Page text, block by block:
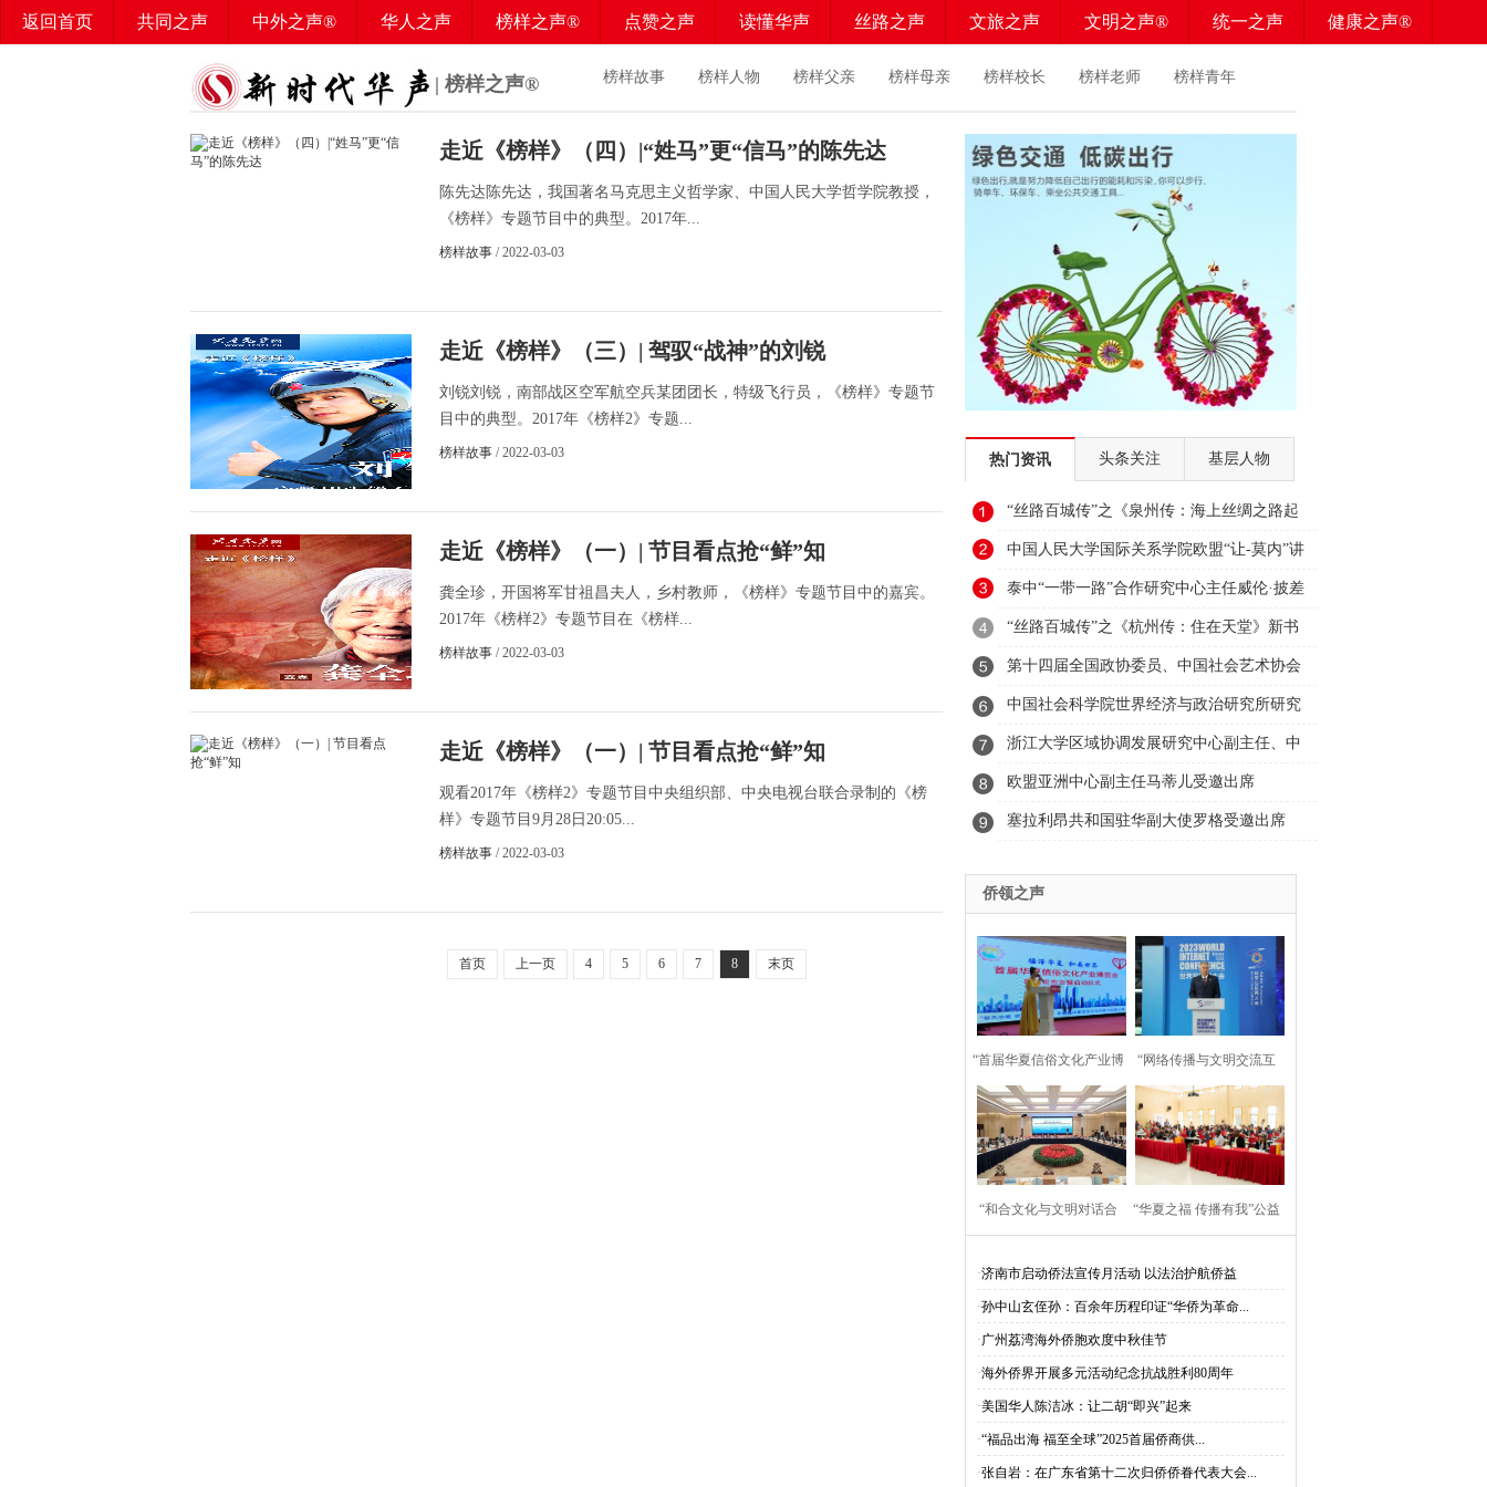
返回首页 共同之声 中外之声® 华人之声 榜样之声® 点赞之声 读懂华声 丝路之声 文旅之声 文明之声® 统一之声 健康之声®
百姓之声® 华声学堂
| 榜样之声® 榜样故事 榜样人物 榜样父亲 榜样母亲 榜样校长 榜样老师 榜样青年
榜样少年 走近《榜样》（四）|“姓马”更“信马”的陈先达
陈先达陈先达，我国著名马克思主义哲学家、中国人民大学哲学院教授，
《榜样》专题节目中的典型。2017年...
榜样故事 / 2022-03-03
走近《榜样》（三）| 驾驭“战神”的刘锐
刘锐刘锐，南部战区空军航空兵某团团长，特级飞行员，《榜样》专题节
目中的典型。2017年《榜样2》专题...
榜样故事 / 2022-03-03
走近《榜样》（一）| 节目看点抢“鲜”知
龚全珍，开国将军甘祖昌夫人，乡村教师，《榜样》专题节目中的嘉宾。
2017年《榜样2》专题节目在《榜样...
榜样故事 / 2022-03-03
走近《榜样》（一）| 节目看点抢“鲜”知
观看2017年《榜样2》专题节目中央组织部、中央电视台联合录制的《榜
样》专题节目9月28日20:05...
榜样故事 / 2022-03-03
首页 上一页 4 5 6 7 8 末页
热门资讯 头条关注 基层人物
“丝路百城传”之《泉州传：海上丝绸之路起
点》新书首发式在泉州举行
中国人民大学国际关系学院欧盟“让-莫内”讲
席教授、国际事务研究所所长、欧盟研究中
心主任王义桅受邀出席2023“为人类造福·与
丝路对话”活动并发言
泰中“一带一路”合作研究中心主任威伦·披差
翁帕迪受邀出席2023“为人类造福·与丝路对
话”活动并发言
“丝路百城传”之《杭州传：住在天堂》新书
首发式在杭州举行
第十四届全国政协委员、中国社会艺术协会
副主席舒勇受邀出席2023“为人类造福·与丝
路对话”活动并发言
中国社会科学院世界经济与政治研究所研究
员、中国社科院大学教授薛力受邀出席
2023“为人类造福·与丝路对话”活动并发言
浙江大学区域协调发展研究中心副主任、中
国西部发展研究院常务副院长董雪兵受邀出
席2023“为人类造福·与丝路对话”活动并发言
欧盟亚洲中心副主任马蒂儿受邀出席
2023“为人类造福·与丝路对话”活动并发言
塞拉利昂共和国驻华副大使罗格受邀出席
侨领之声
“首届华夏信俗文化产业博
览会”在京启动
“网络传播与文明交流互
鉴”论坛在乌镇举行
​“和合文化与文明对话合
举行
“华夏之福 传播有我”公益
大学
·济南市启动侨法宣传月活动 以法治护航侨益
·孙中山玄侄孙：百余年历程印证“华侨为革命...
·广州荔湾海外侨胞欢度中秋佳节
·海外侨界开展多元活动纪念抗战胜利80周年
·美国华人陈洁冰：让二胡“即兴”起来
·“福品出海 福至全球”2025首届侨商供...
·张自岩：在广东省第十二次归侨侨眷代表大会...